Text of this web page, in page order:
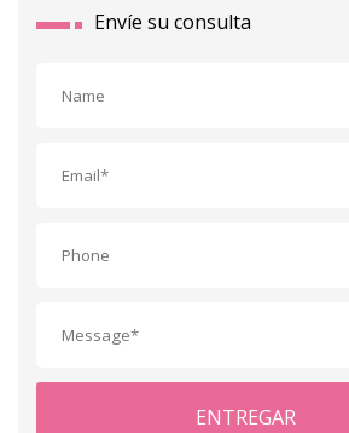
Envíe su consulta
ENTREGAR